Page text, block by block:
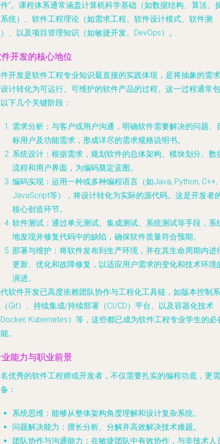
”。课程体系通常涵盖计算机科学基础（如数据结构、算法、
统）、软件工程理论（如需求工程、软件设计模式、软件测
、以及项目管理知识（如敏捷开发、DevOps）。
开发的核心地位
开发是软件工程专业知识最直接的实践体现，是将抽象的需求
计转化为可运行、可维护的软件产品的过程。这一过程通常包
下几个关键阶段：
需求分析 ：与客户或用户沟通，明确软件需要解决的问题、
标用户及功能需求，形成详尽的需求规格说明书。
系统设计 ：根据需求，规划软件的总体架构、模块划分、数
流程和用户界面，为编码奠定蓝图。
编码实现 ：运用一种或多种编程语言（如Java, Python, C++,
JavaScript等），将设计转化为实际的源代码。这是开发者
核心创造环节。
软件测试 ：通过单元测试、集成测试、系统测试等手段，系
地发现并修复代码中的缺陷，确保软件质量符合预期。
部署与维护 ：将软件发布到生产环境，并在其生命周期内进
更新、优化和故障修复，以适应用户需求的变化和技术环境
演进。
软件开发已高度依赖团队协作与工程化工具链，如版本控制系
Git）、持续集成/持续部署（CI/CD）平台、以及容器化技术
Kubernetes）等，这些都已成为软件工程专业学生的必
。
能力与职业前景
优秀的软件工程师或开发者，不仅需要扎实的编程功底，更需
：
系统思维 ：能够从整体架构角度理解和设计复杂系统。
问题解决能力 ：擅长分析、分解并高效解决技术难题。
团队协作与沟通能力 ：在敏捷团队中有效协作，与非技术人